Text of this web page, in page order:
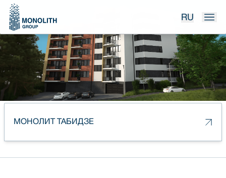
RU
МОНОЛИТ ТАБИДЗЕ